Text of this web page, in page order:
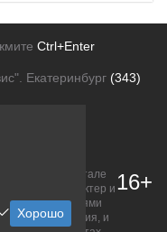
Ctrl+Enter
Екатеринбург (343)
на портале
характер и
положениями
описания, и
16+